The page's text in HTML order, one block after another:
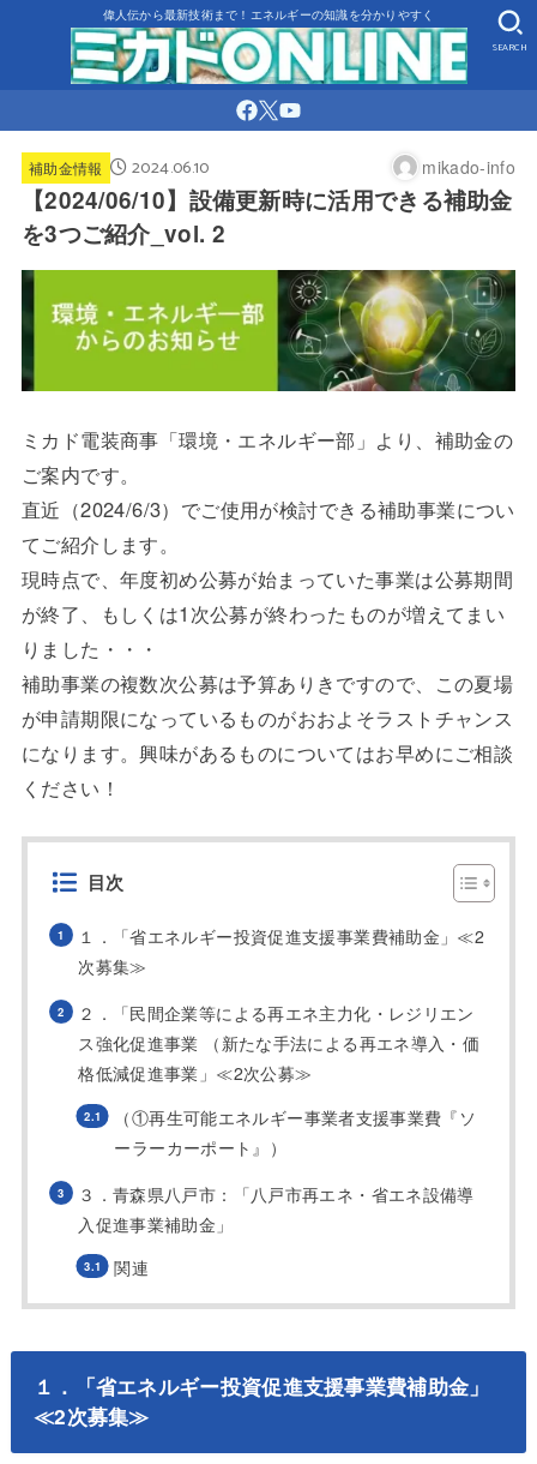
偉人伝から最新技術まで！エネルギーの知識を分かりやすく
SEARCH
補助金情報 2024.06.10 mikado-info
【2024/06/10】設備更新時に活用できる補助金
を3つご紹介_vol. 2
ミカド電装商事「環境・エネルギー部」より、補助金の
ご案内です。
直近（2024/6/3）でご使用が検討できる補助事業につい
てご紹介します。
現時点で、年度初め公募が始まっていた事業は公募期間
が終了、もしくは1次公募が終わったものが増えてまい
りました・・・
補助事業の複数次公募は予算ありきですので、この夏場
が申請期限になっているものがおおよそラストチャンス
になります。興味があるものについてはお早めにご相談
ください！
目次
１．「省エネルギー投資促進支援事業費補助金」≪2
次募集≫
２．「民間企業等による再エネ主力化・レジリエン
ス強化促進事業 （新たな手法による再エネ導入・価
格低減促進事業」≪2次公募≫
（①再生可能エネルギー事業者支援事業費『ソ
ーラーカーポート』）
３．青森県八戸市：「八戸市再エネ・省エネ設備導
入促進事業補助金」
関連
１．「省エネルギー投資促進支援事業費補助金」
≪2次募集≫